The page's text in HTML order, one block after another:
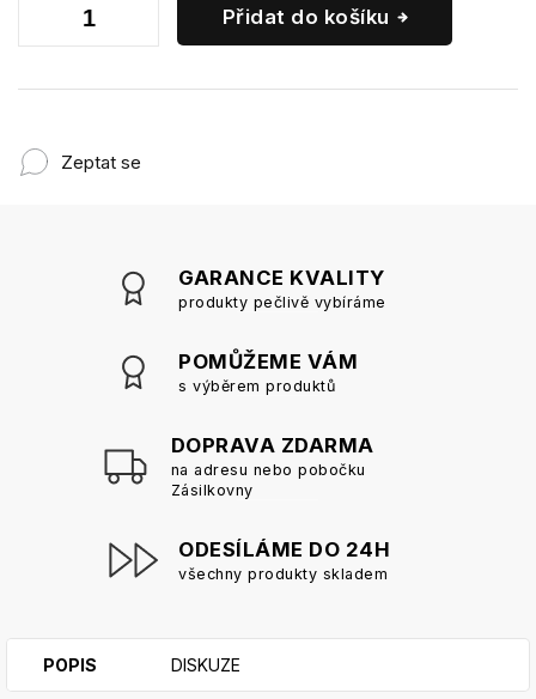
Přidat do košíku
Zeptat se
GARANCE KVALITY
produkty pečlivě vybíráme
POMŮŽEME VÁM
s výběrem produktů
DOPRAVA ZDARMA
na adresu nebo pobočku
Zásilkovny
ODESÍLÁME DO 24H
všechny produkty skladem
POPIS DISKUZE